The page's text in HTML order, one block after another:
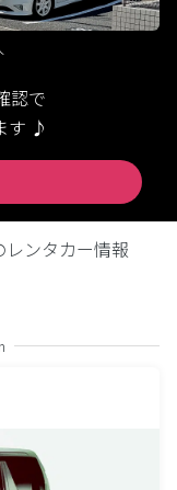
認で
す ♪
ンタカー情報